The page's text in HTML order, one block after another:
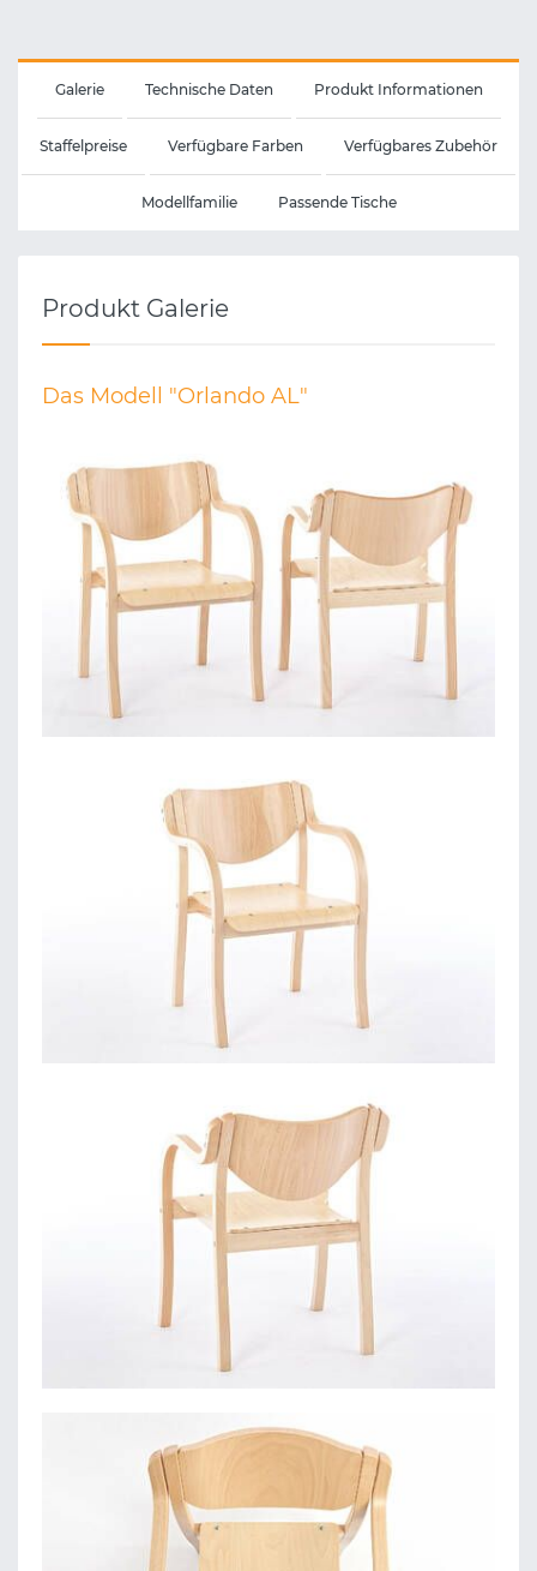
Galerie Technische Daten Produkt Informationen
Staffelpreise Verfügbare Farben Verfügbares Zubehör
Modellfamilie Passende Tische
Produkt Galerie
Das Modell "Orlando AL"